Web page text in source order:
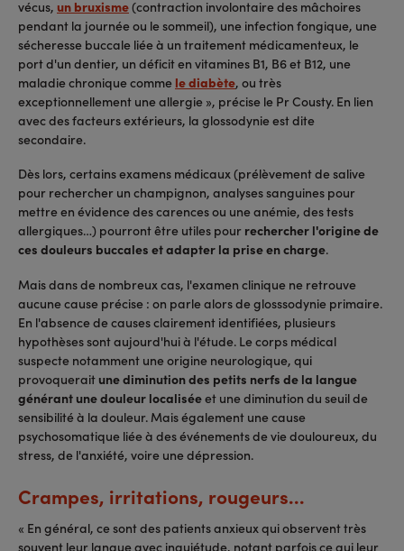
vécus, un bruxisme(contraction involontaire des mâchoires
pendant la journée ou le sommeil), une infection fongique, une
sécheresse buccale liée à un traitement médicamenteux, le
port d'un dentier, un déficit en vitamines B1, B6 et B12, une
maladie chronique comme le diabète, ou très
exceptionnellement une allergie », précise le Pr Cousty. En lien
avec des facteurs extérieurs, la glossodynie est dite
secondaire.
Dès lors, certains examens médicaux (prélèvement de salive
pour rechercher un champignon, analyses sanguines pour
mettre en évidence des carences ou une anémie, des tests
allergiques…) pourront être utiles pour rechercher l'origine de
ces douleurs buccales et adapter la prise en charge.
Mais dans de nombreux cas, l'examen clinique ne retrouve
aucune cause précise : on parle alors de glosssodynie primaire.
En l'absence de causes clairement identifiées, plusieurs
hypothèses sont aujourd'hui à l'étude. Le corps médical
suspecte notamment une origine neurologique, qui
provoquerait une diminution des petits nerfs de la langue
générant une douleur localiséeet une diminution du seuil de
sensibilité à la douleur. Mais également une cause
psychosomatique liée à des événements de vie douloureux, du
stress, de l'anxiété, voire une dépression.
Crampes, irritations, rougeurs...
« En général, ce sont des patients anxieux qui observent très
souvent leur langue avec inquiétude, notant parfois ce qui leur